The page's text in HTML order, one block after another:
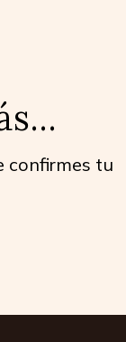
confirmes tu